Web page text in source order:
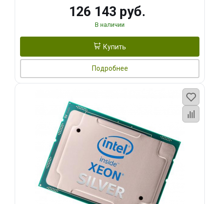
126 143 руб.
В наличии
Купить
Подробнее